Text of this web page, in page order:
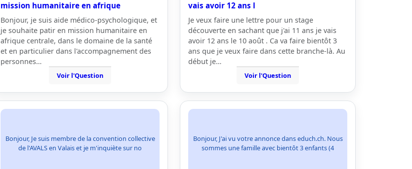
mission humanitaire en afrique
Bonjour, je suis aide médico-psychologique, et
je souhaite patir en mission humanitaire en
afrique centrale, dans le domaine de la santé
et en particulier dans l'accompagnement des
personnes…
Voir l'Question
vais avoir 12 ans l
Je veux faire une lettre pour un stage
découverte en sachant que j'ai 11 ans je vais
avoir 12 ans le 10 août . Ca va faire bientôt 3
ans que je veux faire dans cette branche-là. Au
début je…
Voir l'Question
Bonjour, Je suis membre de la convention collective
de l'AVALS en Valais et je m'inquiète sur no
Bonjour, J'ai vu votre annonce dans educh.ch. Nous
sommes une famille avec bientôt 3 enfants (4